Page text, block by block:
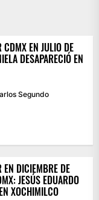
CDMX EN JULIO DE
DESAPARECIÓ EN
Segundo
EN DICIEMBRE DE
JESÚS EDUARDO
XOCHIMILCO